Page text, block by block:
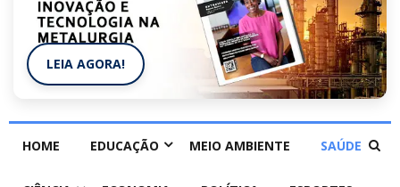
LEIA AGORA!
HOME EDUCAÇÃO MEIO AMBIENTE SAÚDE